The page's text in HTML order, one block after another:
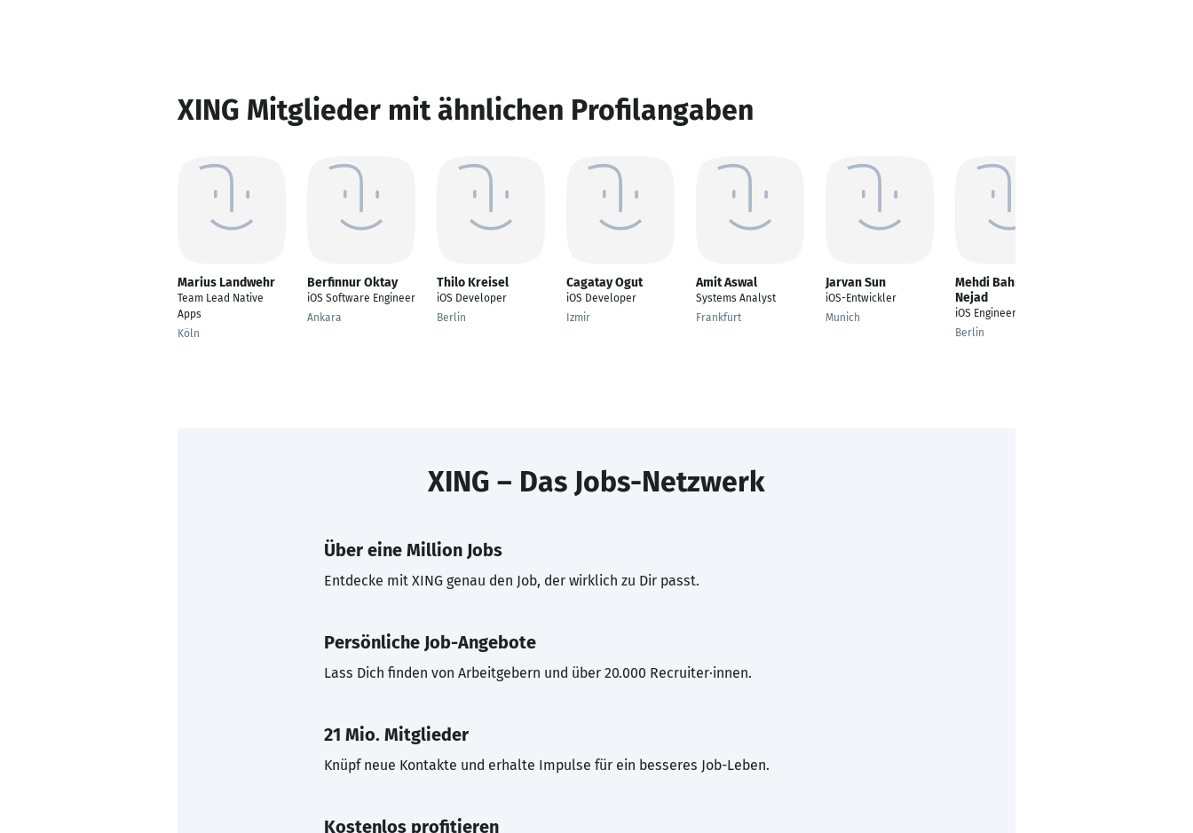
XING Mitglieder mit ähnlichen Profilangaben
Marius Landwehr
Team Lead Native
Apps
Köln
Berfinnur Oktay
iOS Software Engineer
Ankara
Thilo Kreisel
iOS Developer
Berlin
Cagatay Ogut
iOS Developer
Izmir
Amit Aswal
Systems Analyst
Frankfurt
Jarvan Sun
iOS-Entwickler
Munich
Mehdi Bahreini
Nejad
iOS Engineer
Berlin
XING – Das Jobs-Netzwerk
Über eine Million Jobs
Entdecke mit XING genau den Job, der wirklich zu Dir passt.
Persönliche Job-Angebote
Lass Dich finden von Arbeitgebern und über 20.000 Recruiter·innen.
21 Mio. Mitglieder
Knüpf neue Kontakte und erhalte Impulse für ein besseres Job-Leben.
Kostenlos profitieren